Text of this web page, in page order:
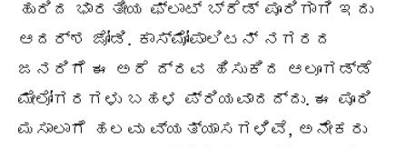
ಹುರಿದ ಭಾರತೀಯ ಫ್ಲಾಟ್ ಬ್ರೆಡ್ ಪೂರಿಗಾಗಿ ಇದು
ಆದರ್ಶ ಜೋಡಿ. ಕಾಸ್ಮೋಪಾಲಿಟನ್ ನಗರದ
ಜನರಿಗೆ ಈ ಅರೆ ದ್ರವ ಹಿಸುಕಿದ ಆಲೂಗಡ್ಡೆ
ಮೇಲೋಗರಗಳು ಬಹಳ ಪ್ರಿಯವಾದದ್ದು. ಈ ಪೂರಿ
ಮಸಾಲಾಗೆ ಹಲವು ವ್ಯತ್ಯಾಸಗಳಿವೆ, ಅನೇಕರು